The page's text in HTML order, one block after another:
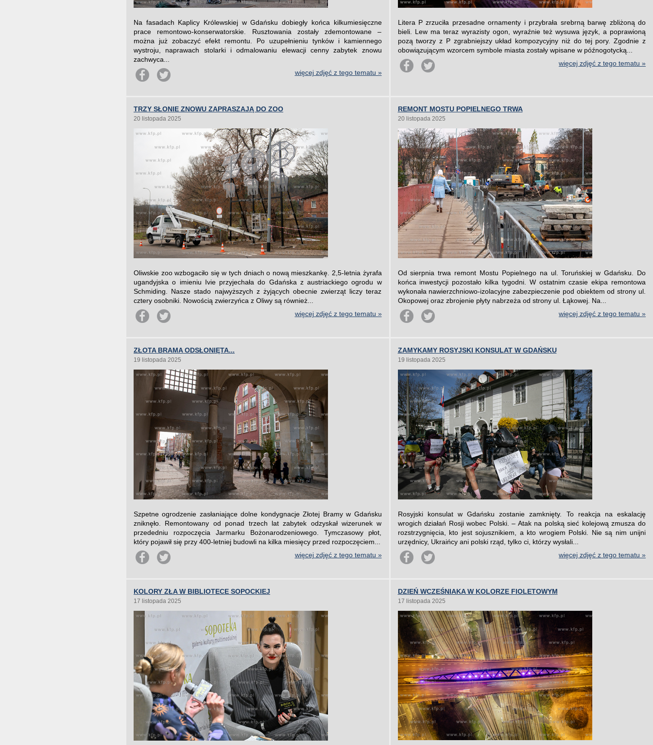
Na fasadach Kaplicy Królewskiej w Gdańsku dobiegły końca kilkumiesięczne
prace remontowo-konserwatorskie. Rusztowania zostały zdemontowane –
można już zobaczyć efekt remontu. Po uzupełnieniu tynków i kamiennego
wystroju, naprawach stolarki i odmalowaniu elewacji cenny zabytek znowu
zachwyca...
więcej zdjęć z tego tematu »
Litera P zrzuciła przesadne ornamenty i przybrała srebrną barwę zbliżoną do
bieli. Lew ma teraz wyrazisty ogon, wyraźnie też wysuwa język, a poprawioną
pozą tworzy z P zgrabniejszy układ kompozycyjny niż do tej pory. Zgodnie z
obowiązującym wzorcem symbole miasta zostały wpisane w późnogotycką...
więcej zdjęć z tego tematu »
TRZY SŁONIE ZNOWU ZAPRASZAJĄ DO ZOO
20 listopada 2025
Oliwskie zoo wzbogaciło się w tych dniach o nową mieszkankę. 2,5-letnia żyrafa
ugandyjska o imieniu Ivie przyjechała do Gdańska z austriackiego ogrodu w
Schmiding. Nasze stado najwyższych z żyjących obecnie zwierząt liczy teraz
cztery osobniki. Nowością zwierzyńca z Oliwy są również...
więcej zdjęć z tego tematu »
REMONT MOSTU POPIELNEGO TRWA
20 listopada 2025
Od sierpnia trwa remont Mostu Popielnego na ul. Toruńskiej w Gdańsku. Do
końca inwestycji pozostało kilka tygodni. W ostatnim czasie ekipa remontowa
wykonała nawierzchniowo-izolacyjne zabezpieczenie pod obiektem od strony ul.
Okopowej oraz zbrojenie płyty nabrzeża od strony ul. Łąkowej. Na...
więcej zdjęć z tego tematu »
ZŁOTA BRAMA ODSŁONIĘTA...
19 listopada 2025
Szpetne ogrodzenie zasłaniające dolne kondygnacje Złotej Bramy w Gdańsku
zniknęło. Remontowany od ponad trzech lat zabytek odzyskał wizerunek w
przededniu rozpoczęcia Jarmarku Bożonarodzeniowego. Tymczasowy płot,
który pojawił się przy 400-letniej budowli na kilka miesięcy przed rozpoczęciem...
więcej zdjęć z tego tematu »
ZAMYKAMY ROSYJSKI KONSULAT W GDAŃSKU
19 listopada 2025
Rosyjski konsulat w Gdańsku zostanie zamknięty. To reakcja na eskalację
wrogich działań Rosji wobec Polski. – Atak na polską sieć kolejową zmusza do
rozstrzygnięcia, kto jest sojusznikiem, a kto wrogiem Polski. Nie są nim unijni
urzędnicy, Ukraińcy ani polski rząd, tylko ci, którzy wysłali...
więcej zdjęć z tego tematu »
KOLORY ZŁA W BIBLIOTECE SOPOCKIEJ
17 listopada 2025
DZIEŃ WCZEŚNIAKA W KOLORZE FIOLETOWYM
17 listopada 2025